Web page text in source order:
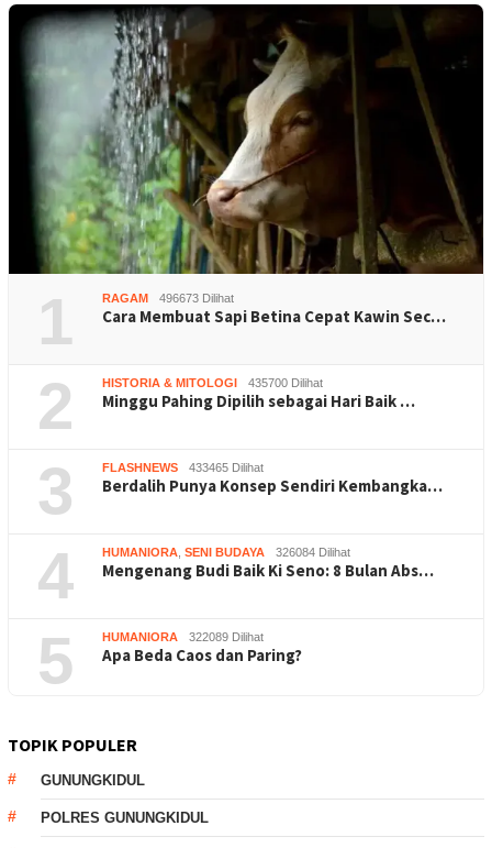
1 RAGAM 496673 Dilihat
Cara Membuat Sapi Betina Cepat Kawin Sec…
2 HISTORIA & MITOLOGI 435700 Dilihat
Minggu Pahing Dipilih sebagai Hari Baik …
3 FLASHNEWS 433465 Dilihat
Berdalih Punya Konsep Sendiri Kembangka…
4 HUMANIORA SENI BUDAYA 326084 Dilihat
Mengenang Budi Baik Ki Seno: 8 Bulan Abs…
5 HUMANIORA 322089 Dilihat
Apa Beda Caos dan Paring?
TOPIK POPULER
GUNUNGKIDUL
POLRES GUNUNGKIDUL